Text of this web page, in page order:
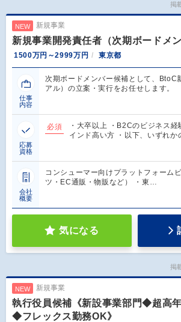
掲
NEW 新規事業
新規事業開発責任者（次期ボードメン
1500万円～2999万円 東京都
仕事
内容
次期ボードメンバー候補として、BtoC
アル）の立案・実行をお任せします。
応募
資格
必須
・大卒以上 ・B2Cのビジネス
インド高い方 ・以下、いずれ
会社
概要
コンシューマー向けプラットフォーム
ツ・EC通販・物販など） ・東…
気になる
掲
NEW 新規事業
執行役員候補《新設事業部門◆超高
◆フレックス勤務OK》